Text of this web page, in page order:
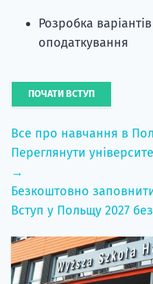
Розробка
оподаткування
ПОЧАТИ ВСТУП
Все про навчання в
Переглянути
→
Безкоштовно
Вступ у Польщу 2027